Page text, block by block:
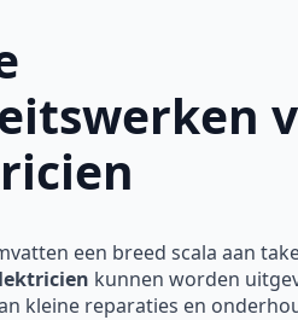
een breed scala aan
kunnen worden
kleine reparaties en